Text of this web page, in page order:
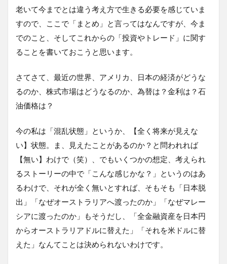
老いて今までとは違う考え方で生きる必要を感じていま
すので、ここで「まとめ」と言ってはなんですが、今ま
でのこと、そしてこれからの「投資やトレード」に関す
ることを書いておこうと思います。
さてさて、最近の世界、アメリカ、日本の経済がどうな
るのか、株式市場はどうなるのか、為替は？金利は？石
油価格は？
今の私は「混乱状態」というか、【全く将来が見えな
い】状態。ま、見えたことがあるのか？と問われれば
【無い】わけで（笑）、でもいくつかの想定、考えられ
るストーリーの中で「こんな感じかな？」というのはあ
るわけで、それが全く無いとすれば、そもそも「日本脱
出」「なぜオーストラリアへ渡ったのか」「なぜマレー
シアに渡ったのか」もそうだし、「全金融資産を日本円
からオーストラリアドルに替えた」「それを米ドルに替
えた」なんてことは決められないわけです。